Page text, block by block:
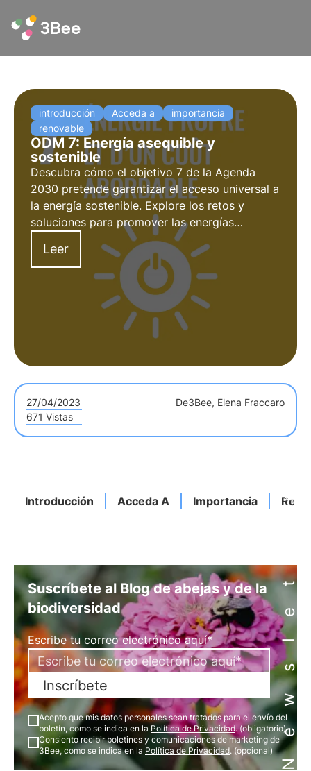
introducción Acceda a
importancia
renovable
ODM 7: Energía asequible y
sostenible
Descubra cómo el objetivo 7 de la Agenda
2030 pretende garantizar el acceso universal a
la energía sostenible. Explore los retos y
soluciones para promover las energías
renovables y la eficiencia energética, el papel
de las empresas y los proyectos innovadores
en este ámbito.
Leer
27/04/2023 De3Bee, Elena Fraccaro
671 Vistas
Introducción Acceda A Importancia Newsletter
Suscríbete al Blog de abejas y de la
biodiversidad
Escribe tu correo electrónico aquí*
Inscríbete
Acepto que mis datos personales sean tratados para el envío del
boletín, como se indica en la Política de Privacidad. (obligatorio)
Consiento recibir boletines y comunicaciones de marketing de
3Bee, como se indica en la Política de Privacidad. (opcional)